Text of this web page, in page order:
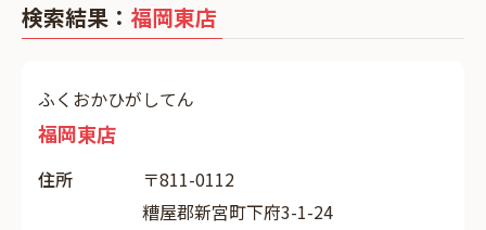
検索結果： 福岡東店
ふくおかひがしてん
福岡東店
住所
〒811-0112
糟屋郡新宮町下府3-1-24